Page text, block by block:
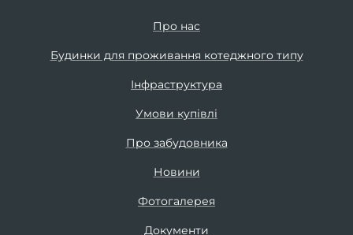
Про нас
Будинки для проживання котеджного типу
Інфраструктура
Умови купівлі
Про забудовника
Новини
Фотогалерея
Документи